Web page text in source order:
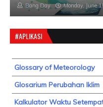
Bang Day Monday, June
#APLIKASI
Glossary of Meteorology
Glosarium Perubahan Iklim
Kalkulator Waktu